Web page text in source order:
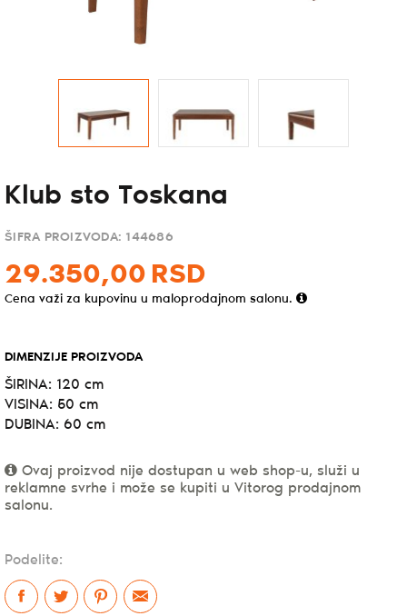
Klub sto Toskana
ŠIFRA PROIZVODA: 144686
29.350,00 RSD
Cena važi za kupovinu u maloprodajnom salonu.
DIMENZIJE PROIZVODA
ŠIRINA: 120 cm
VISINA: 50 cm
DUBINA: 60 cm
Ovaj proizvod nije dostupan u web shop-u, služi u
reklamne svrhe i može se kupiti u Vitorog prodajnom
salonu.
Podelite: